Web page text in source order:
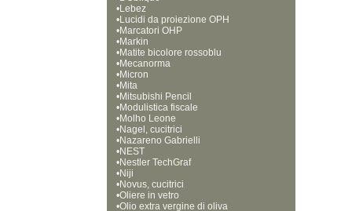
•Lebez
•Lucidi da proiezione OPH
•Marcatori OHP
•Markin
•Matite bicolore rossoblu
•Mecanorma
•Micron
•Mita
•Mitsubishi Pencil
•Modulistica fiscale
•Molho Leone
•Nagel, cucitrici
•Nazareno Gabrielli
•NEST
•Nestler TechGraf
•Niji
•Novus, cucitrici
•Oliere in vetro
•Olio extra vergine di oliva